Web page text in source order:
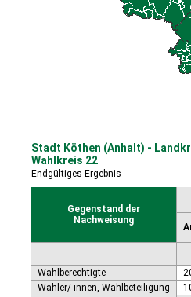
Stadt Köthen (Anhalt) -
Wahlkreis 22
Endgültiges Ergebnis
Gegenstand der
Nachweisung
Wahlberechtigte
Wähler/-innen, Wahlbeteiligung